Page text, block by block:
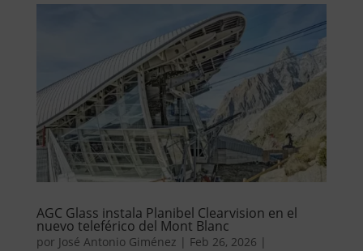
AGC Glass instala Planibel Clearvision en el
nuevo teleférico del Mont Blanc
por José Antonio Giménez | Feb 26, 2026 |